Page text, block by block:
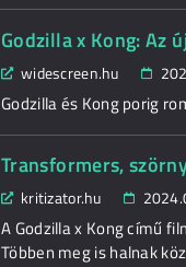
Godzilla x Kong: Az
widescreen.hu
Godzilla és Kong porig
Transformers,
kritizator.hu
A Godzilla x Kong című
Többen meg is halnak